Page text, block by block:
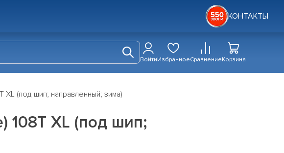
КОНТАКТЫ
ВойтиИзбранноеСравнениеКорзина
XL (под шип; направленный; зима)
108T XL (под шип;